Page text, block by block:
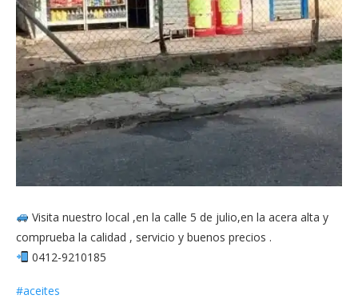
Visita nuestro local ,en la calle 5 de julio,en la acera alta y
comprueba la calidad , servicio y buenos precios .
0412-9210185
#aceites